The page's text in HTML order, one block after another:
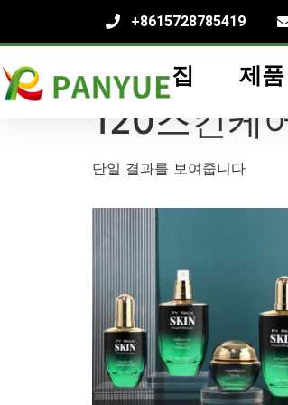
+8615728785419
집 제품
집/ 제품/ "태그"제품120스킨
120스킨케
단일 결과를 보여줍니다